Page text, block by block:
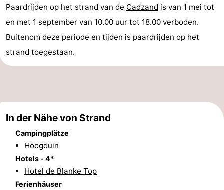
Resort
Nieuwvliet-
Waterdunen
-
Zonneweelde
Lastminutes
Sehen
Paardrijden op het strand van de Cadzand is van 1 mei tot
en met 1 september van 10.00 uur tot 18.00 verboden.
Buitenom deze periode en tijden is paardrijden op het
strand toegestaan.
In der Nähe von Strand
Campingplätze
Hoogduin
Hotels - 4*
Hotel de Blanke Top
Ferienhäuser